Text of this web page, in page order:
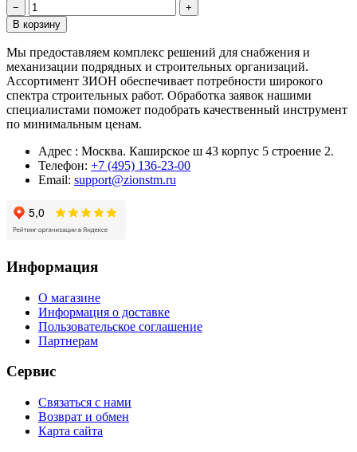
−
+
В корзину
Мы предоставляем комплекс решений для снабжения и
механизации подрядных и строительных организаций.
Ассортимент ЗИОН обеспечивает потребности широкого
спектра строительных работ. Обработка заявок нашими
специалистами поможет подобрать качественный инструмент
по минимальным ценам.
Адрес : Москва. Каширское ш 43 корпус 5 строение 2.
Телефон: +7 (495) 136-23-00
Email: support@zionstm.ru
Информация
О магазине
Информация о доставке
Пользовательское соглашение
Партнерам
Сервис
Связаться с нами
Возврат и обмен
Карта сайта